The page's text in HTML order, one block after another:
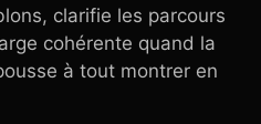
clarifie les parcours
cohérente quand la
à tout montrer en